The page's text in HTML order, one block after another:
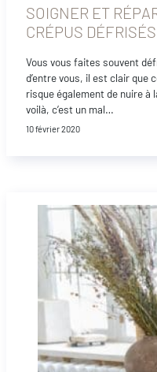
SOIGNER ET
CRÉPUS DÉFRISÉS
Vous vous faites souvent
d’entre vous, il est clair que
risque également de nuire à
voilà, c’est un mal…
10 février 2020